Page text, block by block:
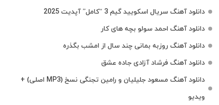
دانلود آهنگ سریال اسکویید گیم 3 “کامل” آپدیت 2025
دانلود آهنگ احمد سولو بچه های کار
دانلود آهنگ روزبه بمانی چند سال از امشب بگذره
دانلود آهنگ فرشاد آزادی جاده عشق
دانلود آهنگ مسعود جلیلیان و رامین تجنگی نسخ (MP3 اصلی) +
ویدیو